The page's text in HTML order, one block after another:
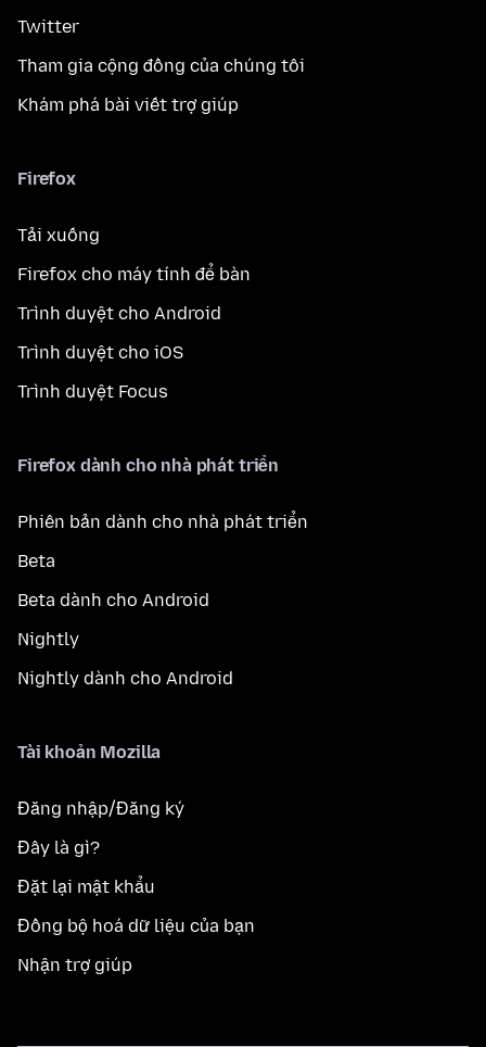
Twitter
Tham gia cộng đồng của chúng tôi
Khám phá bài viết trợ giúp
Firefox
Tải xuống
Firefox cho máy tính để bàn
Trình duyệt cho Android
Trình duyệt cho iOS
Trình duyệt Focus
Firefox dành cho nhà phát triển
Phiên bản dành cho nhà phát triển
Beta
Beta dành cho Android
Nightly
Nightly dành cho Android
Tài khoản Mozilla
Đăng nhập/Đăng ký
Đây là gì?
Đặt lại mật khẩu
Đồng bộ hoá dữ liệu của bạn
Nhận trợ giúp